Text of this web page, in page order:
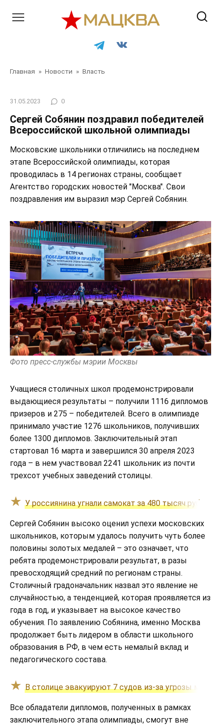
Главная » Новости » Власть
31.05.2023 0
Сергей Собянин поздравил победителей
Всероссийской школьной олимпиады
Московские школьники отличились на последнем
этапе Всероссийской олимпиады, которая
проводилась в 14 регионах страны, сообщает
Агентство городских новостей "Москва". Свои
поздравления им выразил мэр Сергей Собянин.
Фото пресс-службы мэрии Москвы
Учащиеся столичных школ продемонстрировали
выдающиеся результаты – получили 1116 дипломов
призеров и 275 – победителей. Всего в олимпиаде
принимало участие 1276 школьников, получивших
более 1300 дипломов. Заключительный этап
стартовал 16 марта и завершился 30 апреля 2023
года – в нем участвовал 2241 школьник из почти
трехсот учебных заведений столицы.
У россиянина угнали самокат за 480 тысяч рублей,
Сергей Собянин высоко оценил успехи московских
школьников, которым удалось получить чуть более
половины золотых медалей – это означает, что
ребята продемонстрировали результат, в разы
превосходящий средний по регионам страны.
Столичный градоначальник назвал это явление не
случайностью, а тенденцией, которая проявляется из
года в год, и указывает на высокое качество
обучения. По заявлению Собянина, именно Москва
продолжает быть лидером в области школьного
образования в РФ, в чем есть немалый вклад и
педагогического состава.
В столице эвакуируют 7 судов из-за угрозы
Все обладатели дипломов, полученных в рамках
заключительного этапа олимпиады, смогут вне